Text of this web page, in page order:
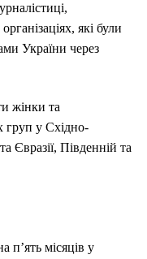
які були
України через
жінки та
груп у Східно-
Євразії, Південній та
п’ять місяців у